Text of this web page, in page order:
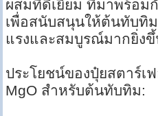
ผสมที่ดีเยี่ยม ที่มาพร้อม
เพื่อสนับสนุนให้ต้นทับทิ
แรงและสมบูรณ์มากยิ่ง
ประโยชน์ของปุ๋ยสตาร์เ
MgO สำหรับต้นทับทิม: